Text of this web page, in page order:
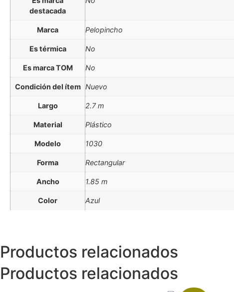
destacada
Marca Pelopincho
Es térmica No
Es marca TOM No
Condición del ítem Nuevo
Largo 2.7 m
Material Plástico
Modelo 1030
Forma Rectangular
Ancho 1.85 m
Color Azul
Productos relacionados
Productos relacionados